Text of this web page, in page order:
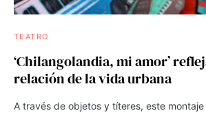
TEATRO
‘Chilangolandia, mi amor’
relación de la vida urbana
A través de objetos y títeres, este